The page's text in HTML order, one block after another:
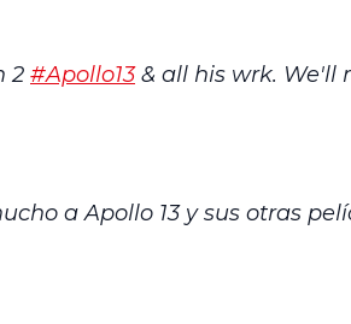
2 #Apollo13& all his wrk. We'll
a Apollo 13 y sus otras